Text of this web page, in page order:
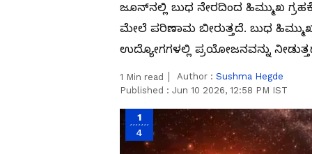
ಜೂನ್‌ನಲ್ಲಿ ಬುಧ ನೇರದಿಂದ ಹಿಮ್ಮುಖ
ಮೇಲೆ ಪರಿಣಾಮ ಬೀರುತ್ತದೆ. ಬುಧ
ಉದ್ಯೋಗಗಳಲ್ಲಿ ಪ್ರಯೋಜನವನ್ನು
1 Min read Author : Sushma Hegde
Published : Jun 10 2026, 12:58 PM IST
1
4